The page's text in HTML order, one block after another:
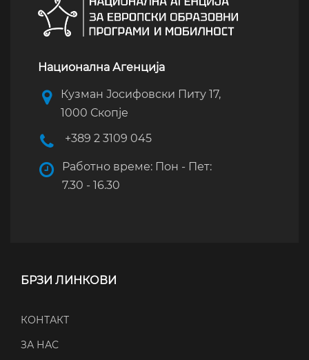
Национална Агенција
Кузман Јосифовски Питу 17,
1000 Скопје
+389 2 3109 045
Работно време: Пон - Пет:
7.30 - 16.30
БРЗИ ЛИНКОВИ
КОНТАКТ
ЗА НАС